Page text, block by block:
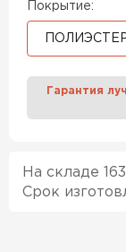
Покрытие:
Гарантия
На складе
Срок